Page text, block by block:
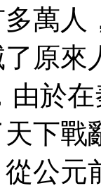
萬人
原來
由於
下戰
公